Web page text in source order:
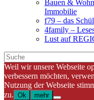
Bauen &
Immobilie
f79 – das
4family –
Lust auf
Weil wir unsere Webseite
verbessern möchten,
Nutzung der Webseite
zu. Ok mehr